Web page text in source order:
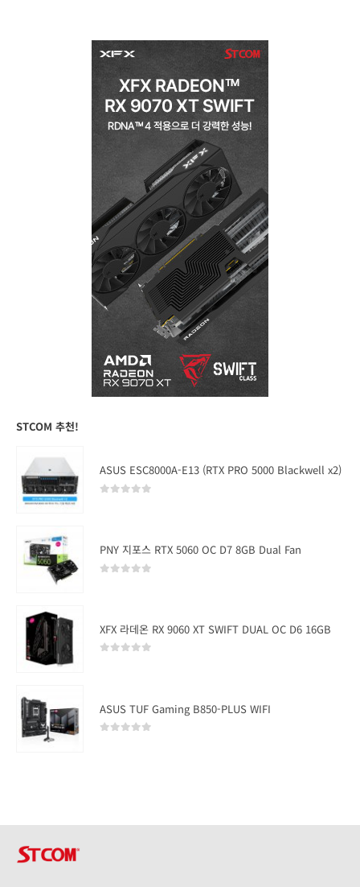
STCOM 추천!
ASUS ESC8000A-E13 (RTX PRO 5000 Blackwell x2)
PNY 지포스 RTX 5060 OC D7 8GB Dual Fan
XFX 라데온 RX 9060 XT SWIFT DUAL OC D6 16GB
ASUS TUF Gaming B850-PLUS WIFI